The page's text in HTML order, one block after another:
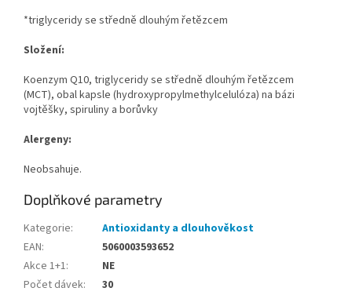
*triglyceridy se středně dlouhým řetězcem
Složení:
Koenzym Q10, triglyceridy se středně dlouhým řetězcem
(MCT), obal kapsle (hydroxypropylmethylcelulóza) na bázi
vojtěšky, spiruliny a borůvky
Alergeny:
Neobsahuje.
Doplňkové parametry
Kategorie:
Antioxidanty a dlouhověkost
EAN:
5060003593652
Akce 1+1:
NE
Počet dávek:
30